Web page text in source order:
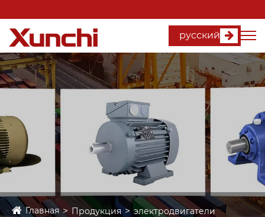
русский
Главная Продукция электродвигатели